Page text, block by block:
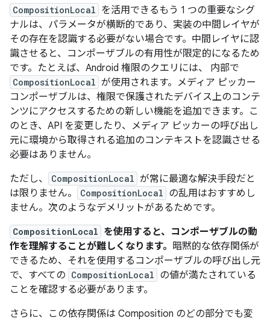
CompositionLocal を活用できるもう 1 つの重要なシグ
ナルは、パラメータが横断的であり、実装の中間レイヤが
その存在を認識する必要がない場合です。中間レイヤに認
識させると、コンポーザブルの有用性が限定的になるため
です。たとえば、Android 権限のクエリには、 内部で
CompositionLocal が使用されます。メディア ピッカー
コンポーザブルは、権限で保護されたデバイス上のコンテ
ンツにアクセスするための新しい機能を追加できます。こ
のとき、API を変更したり、メディア ピッカーの呼び出し
元に環境から取得される追加のコンテキストを認識させる
必要はありません。
ただし、
CompositionLocal が常に最適な解決手段だと
は限りません。
CompositionLocal の乱用はおすすめし
ません。次のようなデメリットがあるためです。
CompositionLocal を使用すると、コンポーザブルの動
作を理解することが難しくなります。 暗黙的な依存関係が
できるため、それを使用するコンポーザブルの呼び出し元
で、すべての CompositionLocal の値が満たされている
ことを確認する必要があります。
さらに、この依存関係は Composition のどの部分でも変